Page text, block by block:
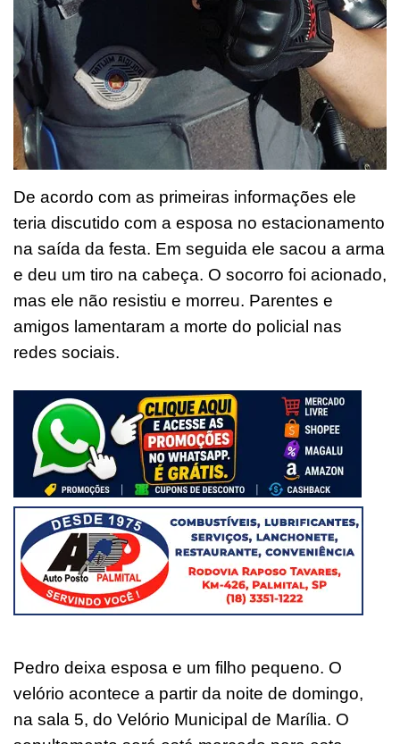
De acordo com as primeiras informações ele
teria discutido com a esposa no estacionamento
na saída da festa. Em seguida ele sacou a arma
e deu um tiro na cabeça. O socorro foi acionado,
mas ele não resistiu e morreu. Parentes e
amigos lamentaram a morte do policial nas
redes sociais.
Pedro deixa esposa e um filho pequeno. O
velório acontece a partir da noite de domingo,
na sala 5, do Velório Municipal de Marília. O